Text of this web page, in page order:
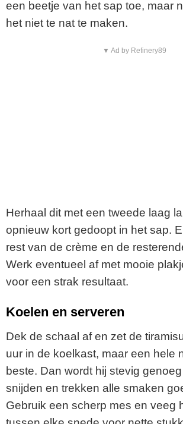
een beetje van het sap toe, maar
het niet te nat te maken.
▼ Ad by Refinery89
Herhaal dit met een tweede laag
opnieuw kort gedoopt in het sap.
rest van de crème en de
Werk eventueel af met mooie
voor een strak resultaat.
Koelen en serveren
Dek de schaal af en zet de
uur in de koelkast, maar een hele
beste. Dan wordt hij stevig
snijden en trekken alle smaken
Gebruik een scherp mes en veeg